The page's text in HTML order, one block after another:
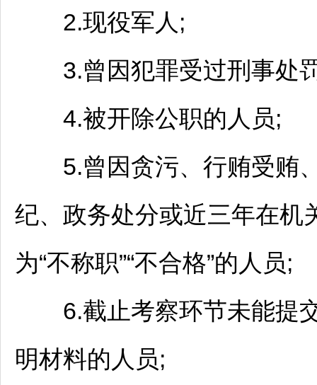
2.现役军人;
3.曾因犯罪受过刑事处
4.被开除公职的人员;
5.曾因贪污、行贿受贿、
纪、政务处分或近三年在机
为“不称职”“不合格”的人员;
6.截止考察环节未能提
明材料的人员;